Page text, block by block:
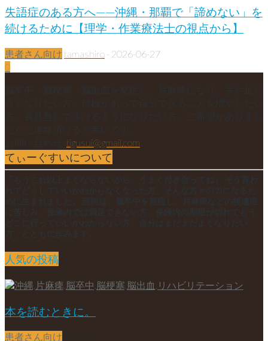
失語症のある方へ——沖縄・那覇で「諦めない」を
続けるために【理学・作業療法士の視点から】
患者さん向け tamashiro - 2026-06-27
0
tigusui@gmail.com
てぃーぐすいについて
人気の投稿
本を読むときに。
患者さん向け